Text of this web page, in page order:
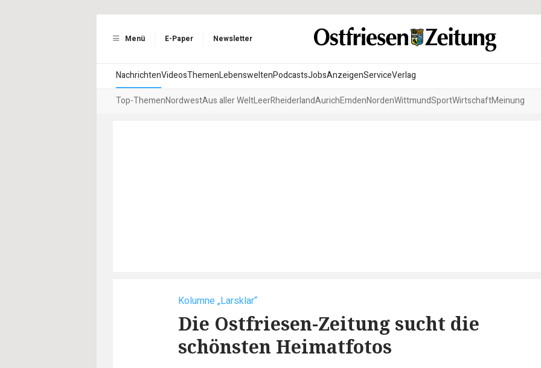
Menü E-Paper Newsletter
NachrichtenVideosThemenLebensweltenPodcastsJobsAnzeigenServiceVerlag
Top-ThemenNordwestAus aller WeltLeerRheiderlandAurichEmdenNordenWittmundSportWirtschaftMeinung
Kolumne „Larsklar“
Die Ostfriesen-Zeitung sucht die
schönsten Heimatfotos